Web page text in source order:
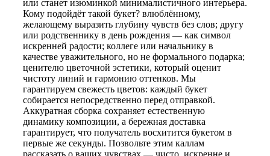
или станет изюминкой минималистичного интерьера.
Кому подойдёт такой букет? влюблённому,
желающему выразить глубину чувств без слов; другу
или родственнику в день рождения — как символ
искренней радости; коллеге или начальнику в
качестве уважительного, но не формального подарка;
ценителю цветочной эстетики, который оценит
чистоту линий и гармонию оттенков. Мы
гарантируем свежесть цветов: каждый букет
собирается непосредственно перед отправкой.
Аккуратная сборка сохраняет естественную
динамику композиции, а бережная доставка
гарантирует, что получатель восхитится букетом в
первые же секунды. Позвольте этим каллам
рассказать о ваших чувствах — чисто, искренне и